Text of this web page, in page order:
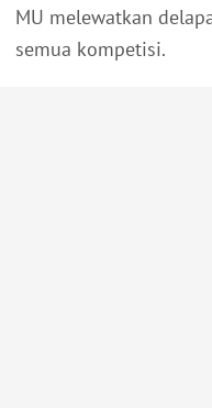
MU melewatkan
semua kompetisi.